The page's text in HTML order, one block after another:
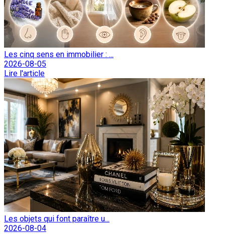
Les cinq sens en immobilier : ...
2026-08-05
Lire l'article
Les objets qui font paraître u...
2026-08-04